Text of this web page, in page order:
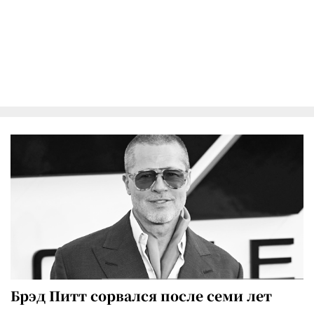
Брэд Питт сорвался после семи лет